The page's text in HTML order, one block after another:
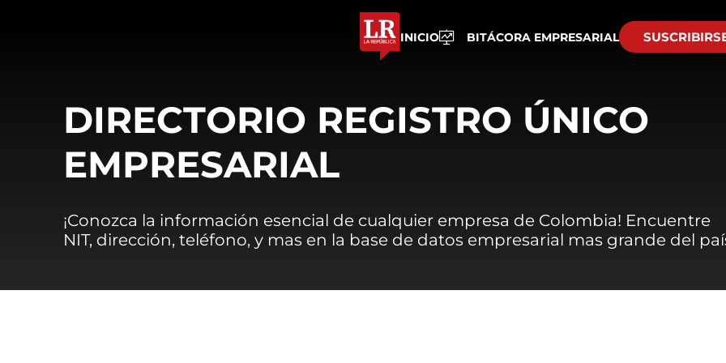
INICIO BITÁCORA EMPRESARIAL
DIRECTORIO REGISTRO ÚNICO
EMPRESARIAL
¡Conozca la información esencial de cualquier empresa de Colombia! Encuentre
NIT, dirección, teléfono, y mas en la base de datos empresarial mas grande del